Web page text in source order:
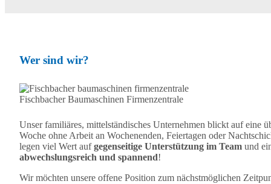
Wer sind wir?
Fischbacher Baumaschinen Firmenzentrale
Unser familiäres, mittelständisches Unternehmen blickt auf eine
Woche ohne Arbeit an Wochenenden, Feiertagen oder
legen viel Wert aufgegenseitige Unterstützung im Team und
abwechslungsreich und spannend!
Wir möchten unsere offene Position zum nächstmöglichen